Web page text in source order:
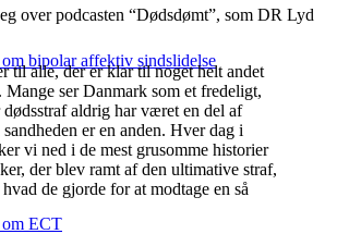
bipolar affektiv sindslidelse
ECT
over podcasten “Dødsdømt”, som DR Lyd
til alle, der er klar til noget helt andet
Mange ser Danmark som et fredeligt,
aldrig har været en del af
er en anden. Hver dag i
vi ned i de mest grusomme historier
der blev ramt af den ultimative straf,
de gjorde for at modtage en så